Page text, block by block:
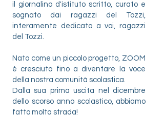
il giornalino d'istituto scritto, curato e
sognato dai ragazzi del Tozzi,
interamente dedicato a voi, ragazzi
del Tozzi.
​Nato come un piccolo progetto, ZOOM
è cresciuto fino a diventare la voce
della nostra comunità scolastica.
Dalla sua prima uscita nel dicembre
dello scorso anno scolastico, abbiamo
fatto molta strada!